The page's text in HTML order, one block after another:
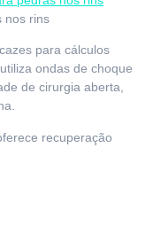
nos rins
para cálculos
ondas de choque
de cirurgia aberta,
recuperação